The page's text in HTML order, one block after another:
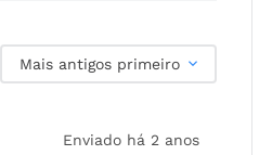
Mais antigos primeiro
Enviado há 2 anos